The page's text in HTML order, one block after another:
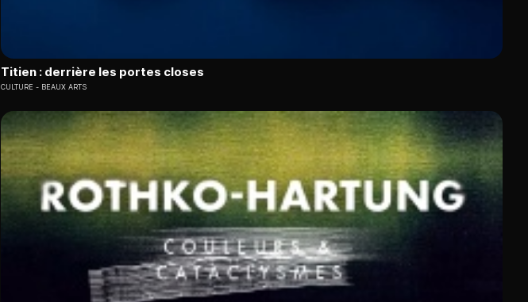
Titien : derrière les portes closes
CULTURE BEAUX ARTS